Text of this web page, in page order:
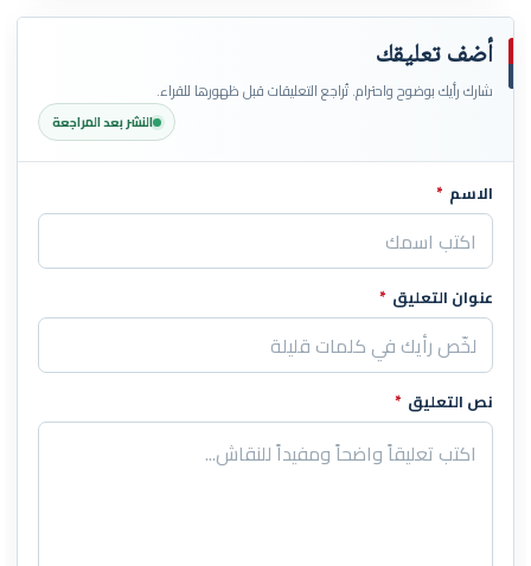
أضف تعليقك
شارك رأيك بوضوح واحترام. تُراجع التعليقات قبل ظهورها للقراء.
النشر بعد المراجعة
اترك هذا الحقل فارغاً
الاسم *
عنوان التعليق *
نص التعليق *